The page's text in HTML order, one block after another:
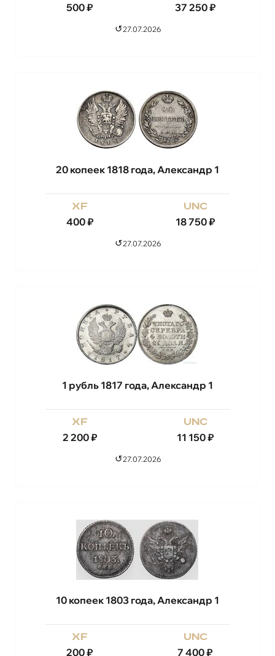
500₽
37 250₽
↺27.07.2026
20 копеек 1818 года, Александр 1
xf
400₽
unc
18 750₽
↺27.07.2026
1 рубль 1817 года, Александр 1
xf
2 200₽
unc
11 150₽
↺27.07.2026
10 копеек 1803 года, Александр 1
xf
200₽
unc
7 400₽